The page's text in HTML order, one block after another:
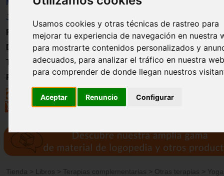
Usamos cookies y otras técnicas de rastreo para
mejorar tu experiencia de navegación en nuestra
para mostrarte contenidos personalizados y
adecuados, para analizar el tráfico en nuestra
para comprender de donde llegan nuestros
Aceptar Renuncio Configurar
Material
Juguetes
Formación
Directorio
Trabajo
Registro
Tienda > Libros > Terapias complementarias > Otras terapias > Yoga